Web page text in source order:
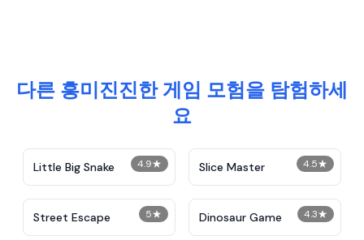
다른 흥미진진한 게임 모험을 탐험하세
요
4.9★
Little Big Snake 4.5★
Slice Master
5★
Street Escape 4.3★
Dinosaur Game